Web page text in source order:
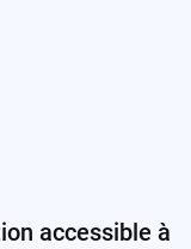
accessible à